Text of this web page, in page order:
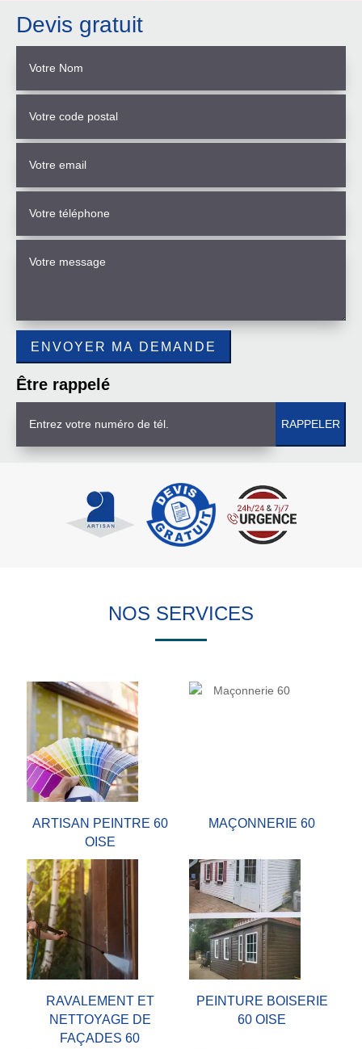
Devis gratuit
Être rappelé
NOS SERVICES
ARTISAN PEINTRE 60
OISE
MAÇONNERIE 60
RAVALEMENT ET
NETTOYAGE DE
FAÇADES 60
PEINTURE BOISERIE
60 OISE